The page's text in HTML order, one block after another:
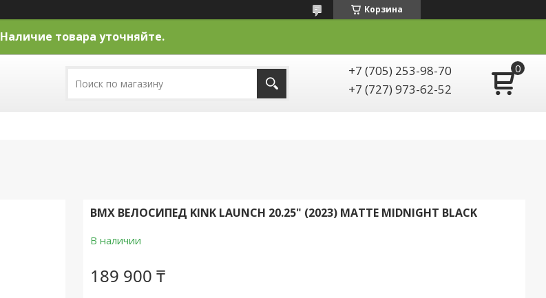
Корзина
Наличие товара уточняйте.
+7 (705) 253-98-70
+7 (727) 973-62-52
BMX ВЕЛОСИПЕД KINK LAUNCH 20.25" (2023) MATTE MIDNIGHT BLACK
В наличии
189 900 ₸